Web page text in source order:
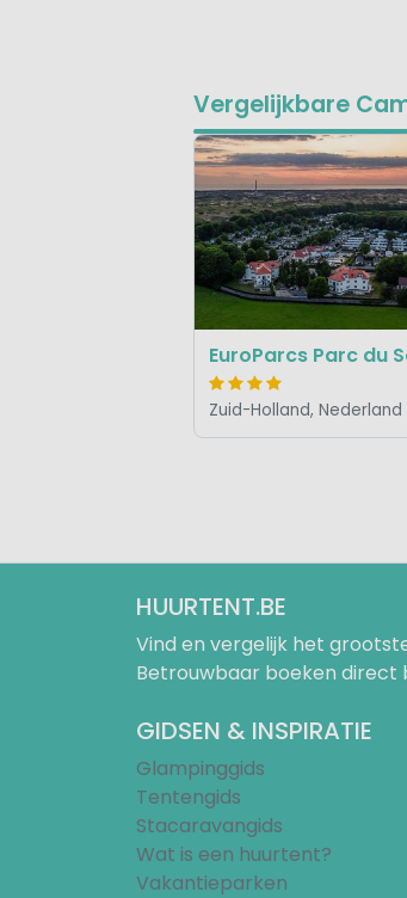
Vergelijkbare
Zuid-Holland, Nederland
HUURTENT.BE
Vind en vergelijk het
Betrouwbaar boeken direct
GIDSEN & INSPIRATIE
Glampinggids
Tentengids
Stacaravangids
Wat is een huurtent?
Vakantieparken